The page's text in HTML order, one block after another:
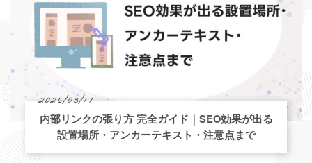
2026/03/17
内部リンクの張り方 完全ガイド｜SEO効果が出る
設置場所・アンカーテキスト・注意点まで